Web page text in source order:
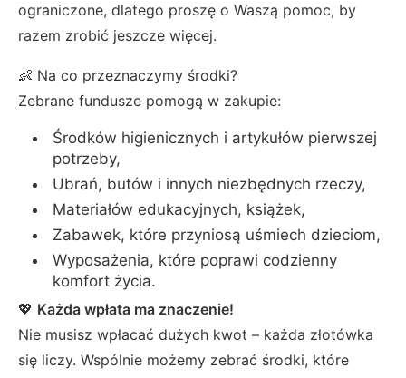
ograniczone, dlatego proszę o Waszą pomoc, by
razem zrobić jeszcze więcej.
👶 Na co przeznaczymy środki?
Zebrane fundusze pomogą w zakupie:
Środków higienicznych i artykułów pierwszej
potrzeby,
Ubrań, butów i innych niezbędnych rzeczy,
Materiałów edukacyjnych, książek,
Zabawek, które przyniosą uśmiech dzieciom,
Wyposażenia, które poprawi codzienny
komfort życia.
💖 Każda wpłata ma znaczenie!
Nie musisz wpłacać dużych kwot – każda złotówka
się liczy. Wspólnie możemy zebrać środki, które